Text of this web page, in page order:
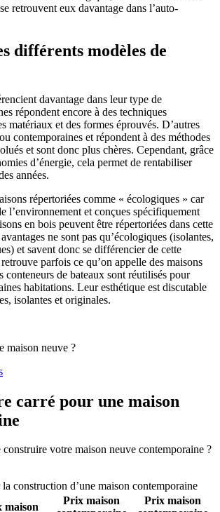
retrouvent eux davantage dans l’auto-
différents modèles de
davantage dans leur type de
répondent encore à des techniques
matériaux et des formes éprouvés. D’autres
contemporaines et répondent à des méthodes
et sont donc plus chères. Cependant, grâce
d’énergie, cela permet de rentabiliser
années.
répertoriées comme « écologiques » car
l’environnement et conçues spécifiquement
en bois peuvent être répertoriées dans cette
ne sont pas qu’écologiques (isolantes,
et savent donc se différencier de cette
parfois ce qu’on appelle des maisons
conteneurs de bateaux sont réutilisés pour
habitations. Leur esthétique est discutable
isolantes et originales.
maison neuve ?
carré pour une maison
votre maison neuve contemporaine ?
construction d’une maison contemporaine
maison
Prix maison
Prix maison